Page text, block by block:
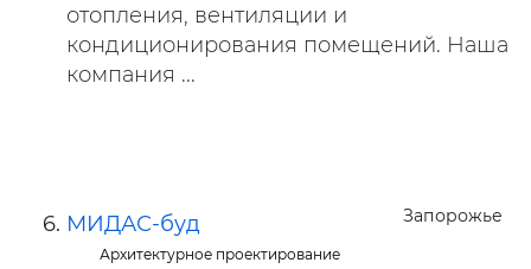
отопления, вентиляции и
кондиционирования помещений. Наша
компания ...
Запорожье
МИДАС-буд
Архитектурное проектирование